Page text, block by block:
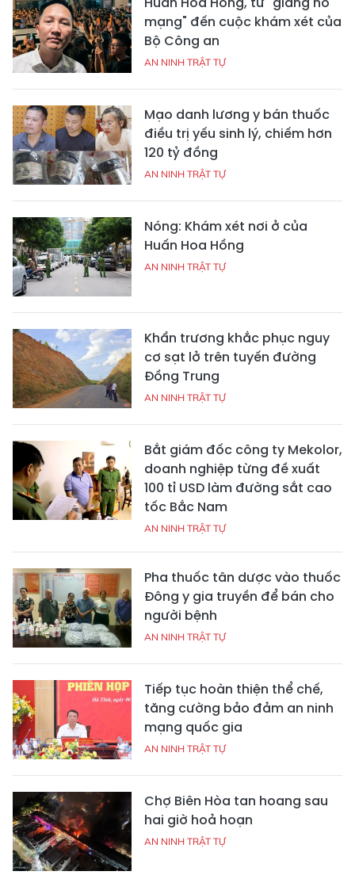
mạng" đến cuộc khám xét của
Bộ Công an
AN NINH TRẬT TỰ
Mạo danh lương y bán thuốc
điều trị yếu sinh lý, chiếm hơn
120 tỷ đồng
AN NINH TRẬT TỰ
Nóng: Khám xét nơi ở của
Huấn Hoa Hồng
AN NINH TRẬT TỰ
Khẩn trương khắc phục nguy
cơ sạt lở trên tuyến đường
Đồng Trung
AN NINH TRẬT TỰ
Bắt giám đốc công ty Mekolor,
doanh nghiệp từng đề xuất
100 tỉ USD làm đường sắt cao
tốc Bắc Nam
AN NINH TRẬT TỰ
Pha thuốc tân dược vào thuốc
Đông y gia truyền để bán cho
người bệnh
AN NINH TRẬT TỰ
Tiếp tục hoàn thiện thể chế,
tăng cường bảo đảm an ninh
mạng quốc gia
AN NINH TRẬT TỰ
Chợ Biên Hòa tan hoang sau
hai giờ hoả hoạn
AN NINH TRẬT TỰ